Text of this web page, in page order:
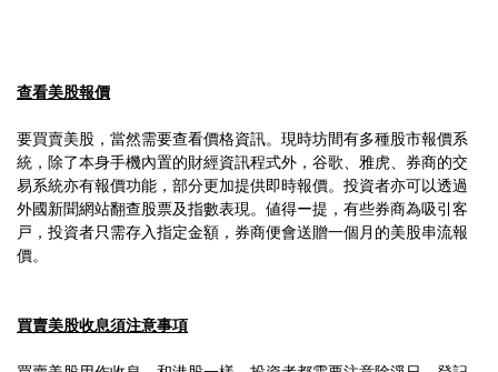
查看美股報價
要買賣美股，當然需要查看價格資訊。現時坊間有多種股市報價系
統，除了本身手機內置的財經資訊程式外，谷歌、雅虎、券商的交
易系統亦有報價功能，部分更加提供即時報價。投資者亦可以透過
外國新聞網站翻查股票及指數表現。値得ー提，有些券商為吸引客
戸，投資者只需存入指定金額，券商便會送贈一個月的美股串流報
價。
買賣美股收息須注意事項